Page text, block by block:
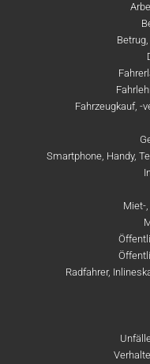
Fahrzeugkauf, -
Smartphone, Handy,
Miet-
Radfahrer,